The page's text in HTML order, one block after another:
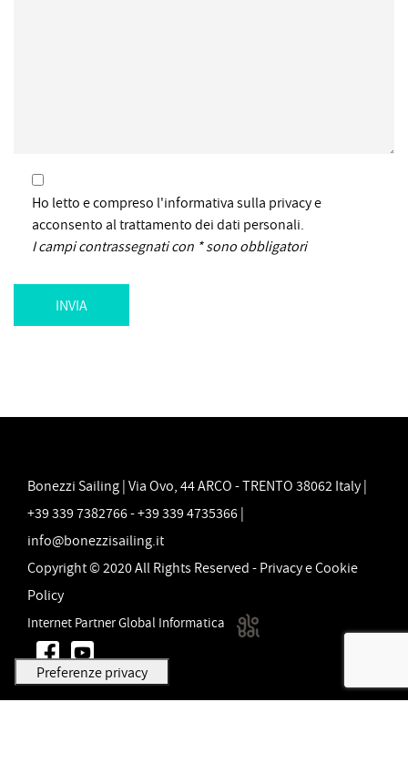
Ho letto e compreso l'informativa sulla privacy e
acconsento al trattamento dei dati personali.
I campi contrassegnati con * sono obbligatori
INVIA
Bonezzi Sailing | Via Ovo, 44 ARCO - TRENTO 38062 Italy |
+39 339 7382766 - +39 339 4735366 |
info@bonezzisailing.it
Copyright © 2020 All Rights Reserved - Privacy e Cookie
Policy
Internet Partner Global Informatica